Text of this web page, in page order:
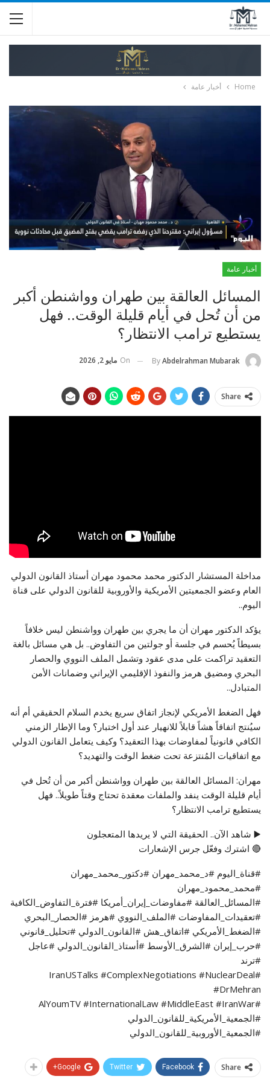
Home أخبار عامة
أخبار عامة
المسائل العالقة بين طهران وواشنطن أكبر
من أن تُحل في أيام قليلة الوقت.. فهل
يستطيع ترامب الانتظار؟
ByAbdelrahman Mubarak
On مايو 2, 2026
Share
مداخلة المستشار الدكتور محمد محمود مهران أستاذ القانون الدولي
العام وعضو الجمعيتين الأمريكية والأوروبية للقانون الدولي على قناة
اليوم..
يؤكد الدكتور مهران أن ما يجري بين طهران وواشنطن ليس خلافاً
بسيطاً يُحسم في جلسة أو جولتين من التفاوض.. بل هي مسائل بالغة
التعقيد تراكمت على مدى عقود وتشمل الملف النووي والحصار
البحري ومضيق هرمز والنفوذ الإقليمي الإيراني وضمانات الأمن
المتبادل..
فهل الضغط الأمريكي لإنجاز اتفاق سريع يخدم السلام الحقيقي أم أنه
سيُنتج اتفاقاً هشاً قابلاً للانهيار عند أول اختبار؟ وما الإطار الزمني
الكافي قانونياً لمفاوضات بهذا التعقيد؟ وكيف يتعامل القانون الدولي
مع اتفاقيات المُنتزعة تحت ضغط الوقت والتهديد؟
مهران: المسائل العالقة بين طهران وواشنطن أكبر من أن تُحل في
أيام قليلة الوقت ينفد والملفات معقدة تحتاج وقتاً طويلاً.. فهل
يستطيع ترامب الانتظار؟
▶️ شاهد الآن.. الحقيقة التي لا يريدها المتعجلون
🔴 اشترك وفعّل جرس الإشعارات
#قناة_اليوم #د_محمد_مهران #دكتور_محمد_مهران
#محمد_محمود_مهران
#المسائل_العالقة #مفاوضات_إيران_أمريكا #فترة_التفاوض_الكافية
#تعقيدات_المفاوضات #الملف_النووي #هرمز #الحصار_البحري
#الضغط_الأمريكي #اتفاق_هش #القانون_الدولي #تحليل_قانوني
#حرب_إيران #الشرق_الأوسط #أستاذ_القانون_الدولي #عاجل
#ترند
#IranUSTalks #ComplexNegotiations #NuclearDeal
#DrMehran
#AlYoumTV #InternationalLaw #MiddleEast #IranWar
#الجمعية_الأمريكية_للقانون_الدولي
#الجمعية_الأوروبية_للقانون_الدولي
Share
Facebook
Twitter
Google+